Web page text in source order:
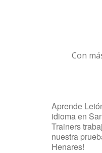
Con
Aprende
idioma en
Trainers
nuestra
Henares!